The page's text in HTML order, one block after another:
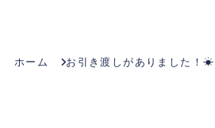
ホーム お引き渡しがありました！☀